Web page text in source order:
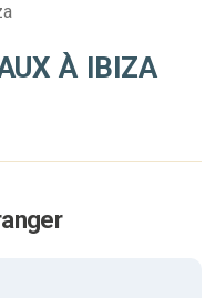
À IBIZA